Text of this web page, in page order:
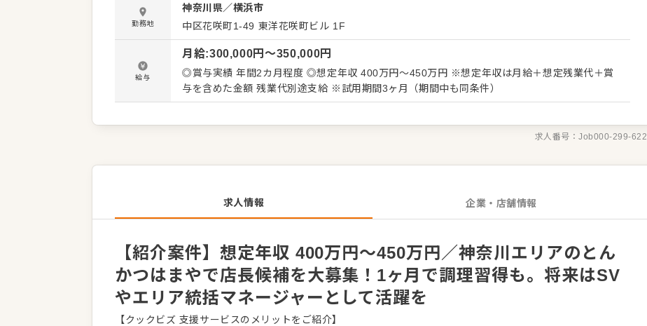
しての採用ですので、将来的にはスーパーバイザー（SV）などのポジションを目指してステッ
プアップしていきませんか？あなたの活躍には、相応のポジションと給与でしっかりお応えし
ます！ 【キャリアアップと昇給のイメージ】 ・店舗責任者（店長）：月給28万円〜35万円 ・
スーパーバイザー：月給35万円〜40万円 ・エリア統括マネージャー：年収500万円〜 私たちと
一緒に、自慢のとんかつをお届けしていきましょう！皆様からのご応募を心よりお待ちしてい
ます！
勤務地
神奈川県／横浜市
中区花咲町1-49 東洋花咲町ビル 1F
給与
月給:300,000円〜350,000円
◎賞与実績 年間2カ月程度 ◎想定年収 400万円～450万円 ※想定年収は月給＋想定残業代＋賞
与を含めた金額 残業代別途支給 ※試用期間3ヶ月（期間中も同条件）
求人番号：Job000-299-622
求人情報 企業・店舗情報
【紹介案件】想定年収 400万円～450万円／神奈川エリアのとん
かつはまやで店長候補を大募集！1ヶ月で調理習得も。将来はSV
やエリア統括マネージャーとして活躍を
【クックビズ 支援サービスのメリットをご紹介】